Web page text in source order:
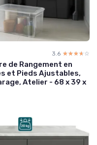
3.6 ☆☆☆☆☆
★★★★★
de Rangement en
et Pieds Ajustables,
Atelier - 68 x 39 x